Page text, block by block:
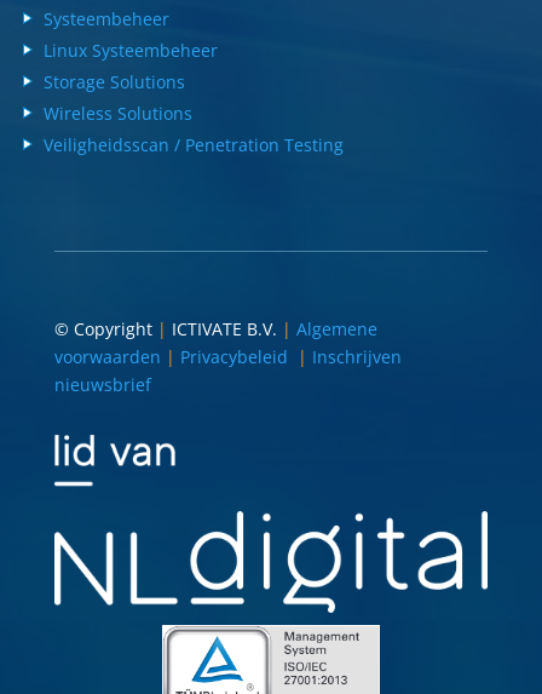
Systeembeheer
Linux Systeembeheer
Storage Solutions
Wireless Solutions
Veiligheidsscan / Penetration Testing
© Copyright | ICTIVATE B.V. | Algemene
voorwaarden | Privacybeleid | Inschrijven
nieuwsbrief